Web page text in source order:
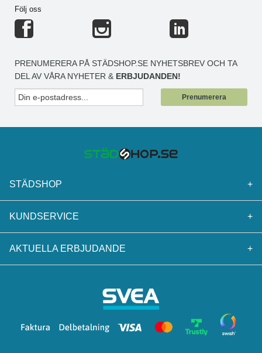
Följ oss
PRENUMERERA PÅ STÄDSHOP.SE NYHETSBREV OCH TA
DEL AV VÅRA NYHETER & ERBJUDANDEN!
Prenumerera
STÄDSHOP +
KUNDSERVICE +
AKTUELLA ERBJUDANDE +